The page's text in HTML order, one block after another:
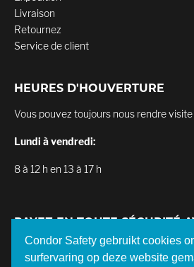
Condor Safety gebruikt cookies
surfervaring op deze website
Livraison
Retournez
Service de client
HEURES D'HOUVERTURE
Vous pouvez toujours nous rendre
Lundi à vendredi:
8 à 12 h en 13 à 17 h
PAYEZ EN TOUTE SÉCURITÉ